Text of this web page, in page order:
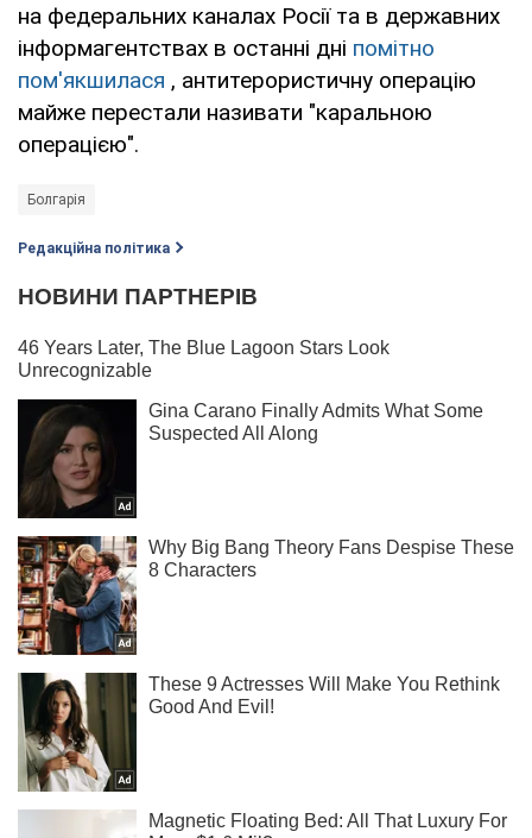
на федеральних каналах Росії та в державних
інформагентствах в останні дні помітно
пом'якшилася , антитерористичну операцію
майже перестали називати "каральною
операцією".
Болгарія
Редакційна політика